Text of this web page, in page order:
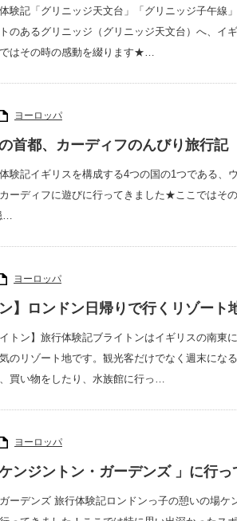
験記「グリニッジ天文台」「グリニッジ子午線
のあるグリニッジ（グリニッジ天文台）へ、イ
はその時の感動を綴ります★…
ヨーロッパ
首都、カーディフのんびり旅行記
験記イギリスを構成する4つの国の1つである、
ーディフに遊びに行ってきました★ここではそ
…
ヨーロッパ
ン】ロンドン日帰りで行くリゾート
トン】旅行体験記ブライトンはイギリスの南東
のリゾート地です。観光客だけでなく週末にな
買い物をしたり、水族館に行っ…
ヨーロッパ
ンジントン・ガーデンズ 」に行っ
ーデンズ 旅行体験記ロンドンっ子の憩いの場ケ